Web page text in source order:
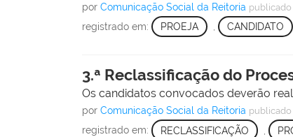
porComunicação Social da Reitoria publicado
registrado em: PROEJA CANDIDATO
3.ª Reclassificação do
Os candidatos convocados deverão
porComunicação Social da Reitoria publicado
registrado em: RECLASSIFICAÇÃO